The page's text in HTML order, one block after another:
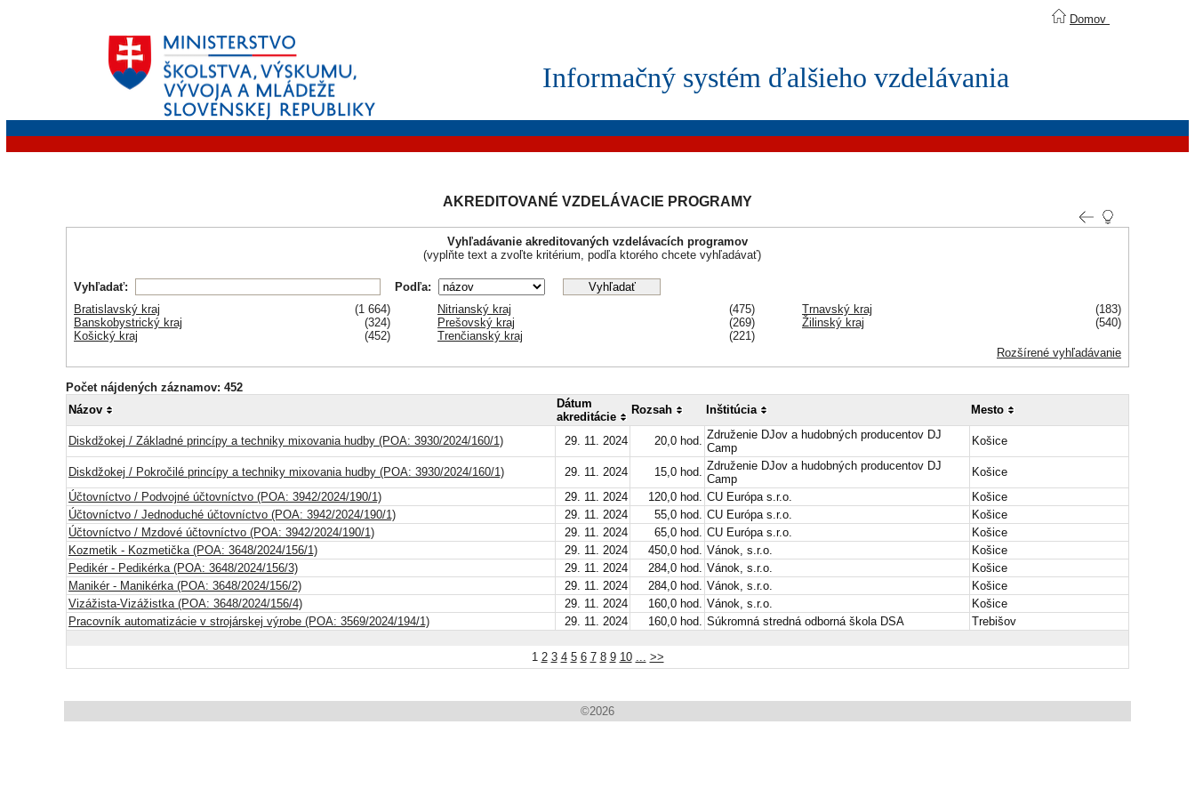
Domov
Informačný systém ďalšieho vzdelávania
AKREDITOVANÉ VZDELÁVACIE PROGRAMY
Vyhľadávanie akreditovaných vzdelávacích programov
(vyplňte text a zvoľte kritérium, podľa ktorého chcete vyhľadávať)
Vyhľadať:
Podľa:
Bratislavský kraj
Banskobystrický kraj
Košický kraj
(1 664)
(324)
(452)
Nitrianský kraj
Prešovský kraj
Trenčianský kraj
(475)
(269)
(221)
Trnavský kraj
Žilinský kraj
(183)
(540)
Rozšírené vyhľadávanie
Počet nájdených záznamov: 452
Názov
Dátum
akreditácie
Rozsah Inštitúcia Mesto
Diskdžokej / Základné princípy a techniky mixovania hudby (POA: 3930/2024/160/1) 29. 11. 2024 20,0 hod. Združenie DJov a hudobných producentov DJ
Camp
Košice
Diskdžokej / Pokročilé princípy a techniky mixovania hudby (POA: 3930/2024/160/1) 29. 11. 2024 15,0 hod. Združenie DJov a hudobných producentov DJ
Camp
Košice
Účtovníctvo / Podvojné účtovníctvo (POA: 3942/2024/190/1)
29. 11. 2024 120,0 hod. CU Európa s.r.o.
Košice
Účtovníctvo / Jednoduché účtovníctvo (POA: 3942/2024/190/1)
29. 11. 2024 55,0 hod. CU Európa s.r.o.
Košice
Účtovníctvo / Mzdové účtovníctvo (POA: 3942/2024/190/1)
29. 11. 2024 65,0 hod. CU Európa s.r.o.
Košice
Kozmetik - Kozmetička (POA: 3648/2024/156/1)
29. 11. 2024 450,0 hod. Vánok, s.r.o.
Košice
Pedikér - Pedikérka (POA: 3648/2024/156/3)
29. 11. 2024 284,0 hod. Vánok, s.r.o.
Košice
Manikér - Manikérka (POA: 3648/2024/156/2)
29. 11. 2024 284,0 hod. Vánok, s.r.o.
Košice
Vizážista-Vizážistka (POA: 3648/2024/156/4)
29. 11. 2024 160,0 hod. Vánok, s.r.o.
Košice
Pracovník automatizácie v strojárskej výrobe (POA: 3569/2024/194/1)
29. 11. 2024 160,0 hod. Súkromná stredná odborná škola DSA Trebišov
1 2 3 4 5 6 7 8 9 10 ... >>
©2026